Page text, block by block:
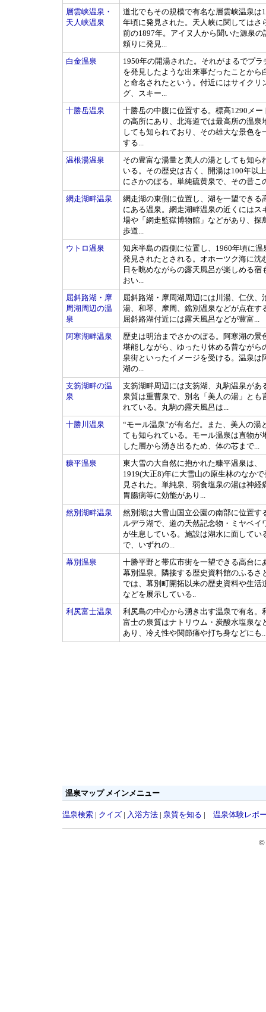
層雲峡温泉・
天人峡温泉
道北でもその規模で有名な層雲峡温泉は
年頃に発見された。天人峡に関してはさ
前の1897年。アイヌ人から聞いた源泉の
頼りに発見...
白金温泉
1950年の開湯された。それがまるでプラ
を発見したような出来事だったことから
と命名されたという。付近にはサイクリ
グ、スキー...
十勝岳温泉
十勝岳の中腹に位置する。標高1290メー
の高所にあり、北海道では最高所の温泉
しても知られており、その雄大な景色を
する...
温根湯温泉
その豊富な湯量と美人の湯としても知ら
いる。その歴史は古く、開湯は100年以
にさかのぼる。単純硫黄泉で、その昔こ
網走湖畔温泉
網走湖の東側に位置し、湖を一望できる
にある温泉。網走湖畔温泉の近くにはス
場や「網走監獄博物館」などがあり、探
歩道...
ウトロ温泉
知床半島の西側に位置し、1960年頃に温
発見されたとされる。オホーツク海に沈
日を眺めながらの露天風呂が楽しめる宿
おい...
屈斜路湖・摩
周湖周辺の温
泉
屈斜路湖・摩周湖周辺には川湯、仁伏、
湯、和琴、摩周、鐺別温泉などが点在す
屈斜路湖付近には露天風呂などが豊富...
阿寒湖畔温泉
歴史は明治までさかのぼる。阿寒湖の景
堪能しながら、ゆったり休める昔ながら
泉街といったイメージを受ける。温泉は
湖の...
支笏湖畔の温
泉
支笏湖畔周辺には支笏湖、丸駒温泉があ
泉質は重曹泉で、別名「美人の湯」とも
れている。丸駒の露天風呂は...
十勝川温泉
“モール温泉”が有名だ。また、美人の湯
ても知られている。モール温泉は直物が
した層から湧き出るため、体の芯まで...
糠平温泉
東大雪の大自然に抱かれた糠平温泉は、
1919(大正8)年に大雪山の原生林のなかで
見された。単純泉、弱食塩泉の湯は神経
胃腸病等に効能があり...
然別湖畔温泉
然別湖は大雪山国立公園の南部に位置す
ルデラ湖で、道の天然記念物・ミヤベイ
が生息している。施設は湖水に面してい
で、いずれの...
幕別温泉
十勝平野と帯広市街を一望できる高台に
幕別温泉。隣接する歴史資料館のふるさ
では、幕別町開拓以来の歴史資料や生活
などを展示している..
利尻富士温泉
利尻島の中心から湧き出す温泉で有名。
富士の泉質はナトリウム・炭酸水塩泉な
あり、冷え性や関節痛や打ち身などにも
温泉マップ メインメニュー
温泉検索 | クイズ | 入浴方法 | 泉質を知る | 温泉体験レポ